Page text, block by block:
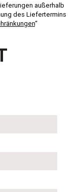
außerhalb
des Liefertermins
“